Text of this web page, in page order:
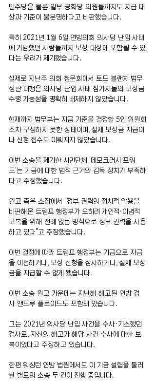
민주당은 물론 일부 공화당 의원들까지도 지급 대
상과 기준이 불분명하다고 비판했습니다.
특히 2021년 1월 6일 연방의회 의사당 난입 사태
에 가담했던 사람들까지 보상 대상에 포함될 수 있
다는 우려가 제기됐습니다.
실제로 지난주 의회 청문회에서 토드 블랜치 법무
장관 대행은 의사당 난입 사태 참가자들의 보상금
수령 가능성을 명확히 배제하지 않았습니다.
현재까지 법무부는 지급 기준을 결정할 5인 위원회
조차 구성하지 못한 상태이며, 실제 보상금 지급이
나 신청 접수도 이뤄지지 않았습니다.
이번 소송을 제기한 시민단체 '데모크러시 포워
드'는 기금에 대한 법적 근거와 감독 장치가 부족하
다고 주장했습니다.
원고 측은 소장에서 "정부 권력의 정치적 악용을
비판해온 트럼프 행정부가 오히려 개인적·이념적
보복을 위해 전례 없는 방식으로 정부 권력을 사용
하고 있다"고 주장했습니다.
이번 결정에 따라 트럼프 행정부는 기금으로 자금
을 이전하거나, 보상 신청을 심사하거나, 실제 보상
금을 지급할 수 없게 됐습니다.
이번 소송 원고 가운데는 지난해 해고된 연방 검
사 앤드루 플로이드도 포함돼 있습니다.
그는 2021년 의사당 난입 사건을 수사·기소했던
검사로, 자신의 해고가 해당 사건 수사에 대한 보
복이었다고 주장하고 있습니다.
한편 워싱턴 연방 법원에서도 이 기금 설립을 둘러
싼 별도의 소송 두 건이 진행 중입니다.